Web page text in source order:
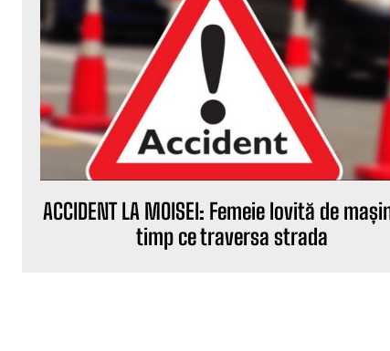
ACCIDENT LA MOISEI: Femeie lovită de
timp ce traversa strada